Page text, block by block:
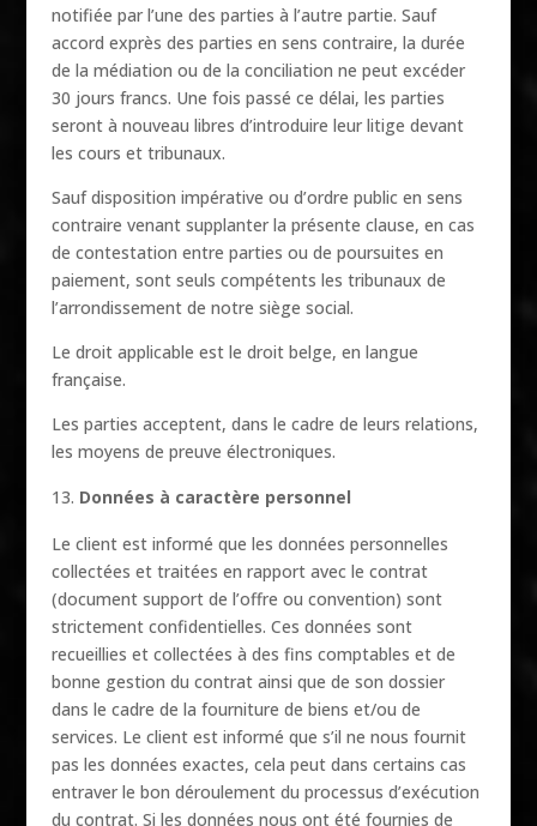
notifiée par l’une des parties à l’autre partie. Sauf
accord exprès des parties en sens contraire, la durée
de la médiation ou de la conciliation ne peut excéder
30 jours francs. Une fois passé ce délai, les parties
seront à nouveau libres d’introduire leur litige devant
les cours et tribunaux.
Sauf disposition impérative ou d’ordre public en sens
contraire venant supplanter la présente clause, en cas
de contestation entre parties ou de poursuites en
paiement, sont seuls compétents les tribunaux de
l’arrondissement de notre siège social.
Le droit applicable est le droit belge, en langue
française.
Les parties acceptent, dans le cadre de leurs relations,
les moyens de preuve électroniques.
Données à caractère personnel
Le client est informé que les données personnelles
collectées et traitées en rapport avec le contrat
(document support de l’offre ou convention) sont
strictement confidentielles. Ces données sont
recueillies et collectées à des fins comptables et de
bonne gestion du contrat ainsi que de son dossier
dans le cadre de la fourniture de biens et/ou de
services. Le client est informé que s’il ne nous fournit
pas les données exactes, cela peut dans certains cas
entraver le bon déroulement du processus d’exécution
du contrat. Si les données nous ont été fournies de